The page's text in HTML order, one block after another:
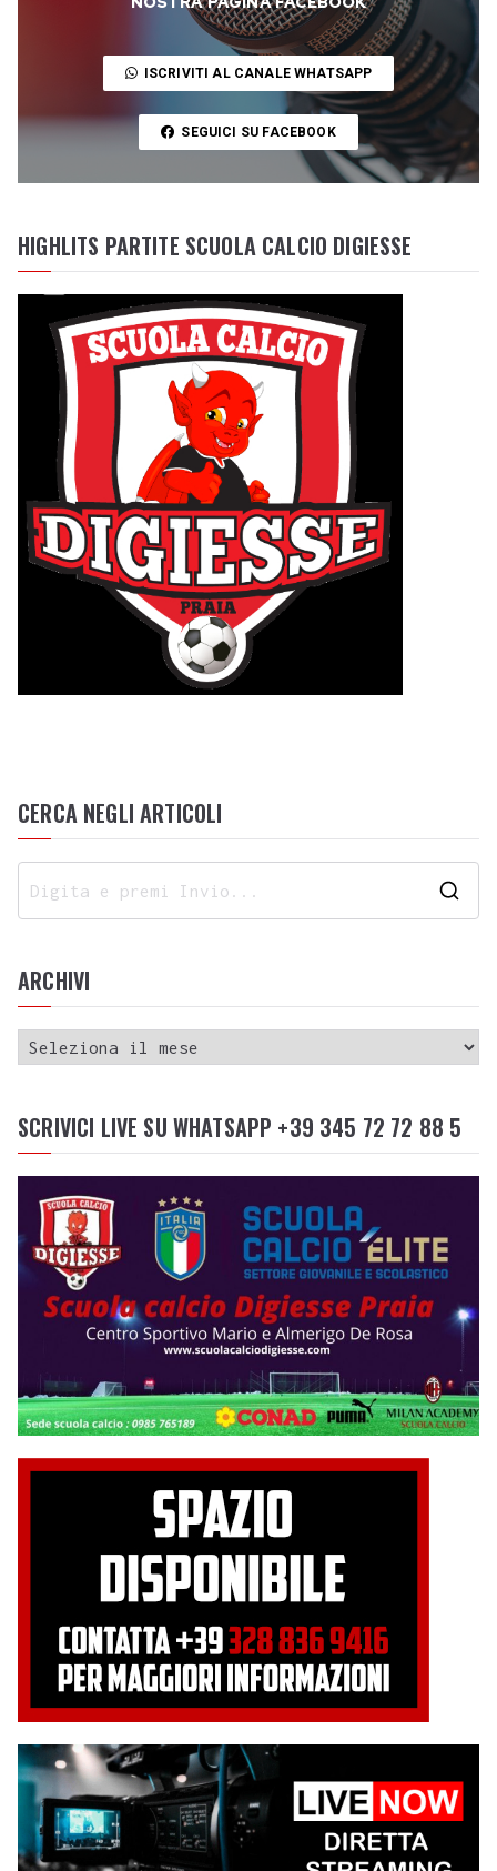
ISCRIVITI AL CANALE WHATSAPP
SEGUICI SU FACEBOOK
HIGHLITS PARTITE SCUOLA CALCIO DIGIESSE
CERCA NEGLI ARTICOLI
ARCHIVI
SCRIVICI LIVE SU WHATSAPP +39 345 72 72 88 5